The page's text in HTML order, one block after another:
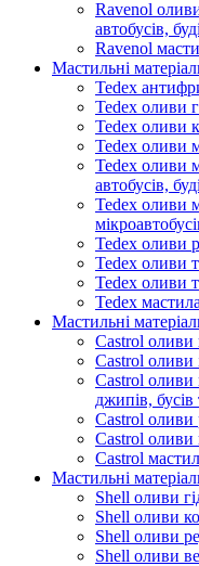
Ravenol
автобусів,
Ravenol
Мастильні
Tedex
Tedex оливи
Tedex оливи
Tedex оливи
Tedex оливи
автобусів,
Tedex оливи
Tedex оливи
Tedex оливи
Tedex оливи
Tedex
Мастильні
Castrol оливи
Castrol оливи
Castrol оливи
джипів,
Castrol оливи
Castrol оливи
Castrol
Мастильні
Shell оливи
Shell оливи
Shell оливи
Shell оливи